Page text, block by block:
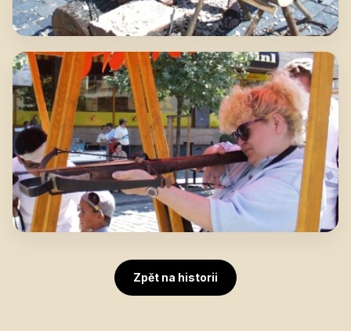
Zpět na historii